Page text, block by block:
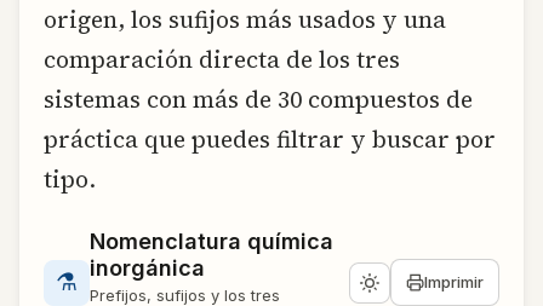
origen, los sufijos más usados y una
comparación directa de los tres
sistemas con más de 30 compuestos de
práctica que puedes filtrar y buscar por
tipo.
⚗
Nomenclatura química
inorgánica
Prefijos, sufijos y los tres
Imprimir